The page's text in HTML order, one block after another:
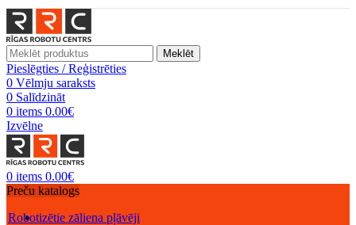
Meklēt
Pieslēgties / Reģistrēties
0 Vēlmju saraksts
0 Salīdzināt
0 items 0.00€
Izvēlne
0 items 0.00€
Preču katalogs
Robotizētie zāliena pļāvēji